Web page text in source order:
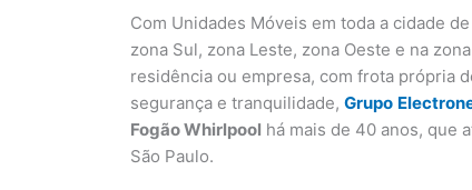
Com Unidades Móveis em toda a cidade
zona Sul, zona Leste, zona Oeste e na
residência ou empresa, com frota própria
segurança e tranquilidade, Grupo
Fogão Whirlpool há mais de 40 anos, que
São Paulo.